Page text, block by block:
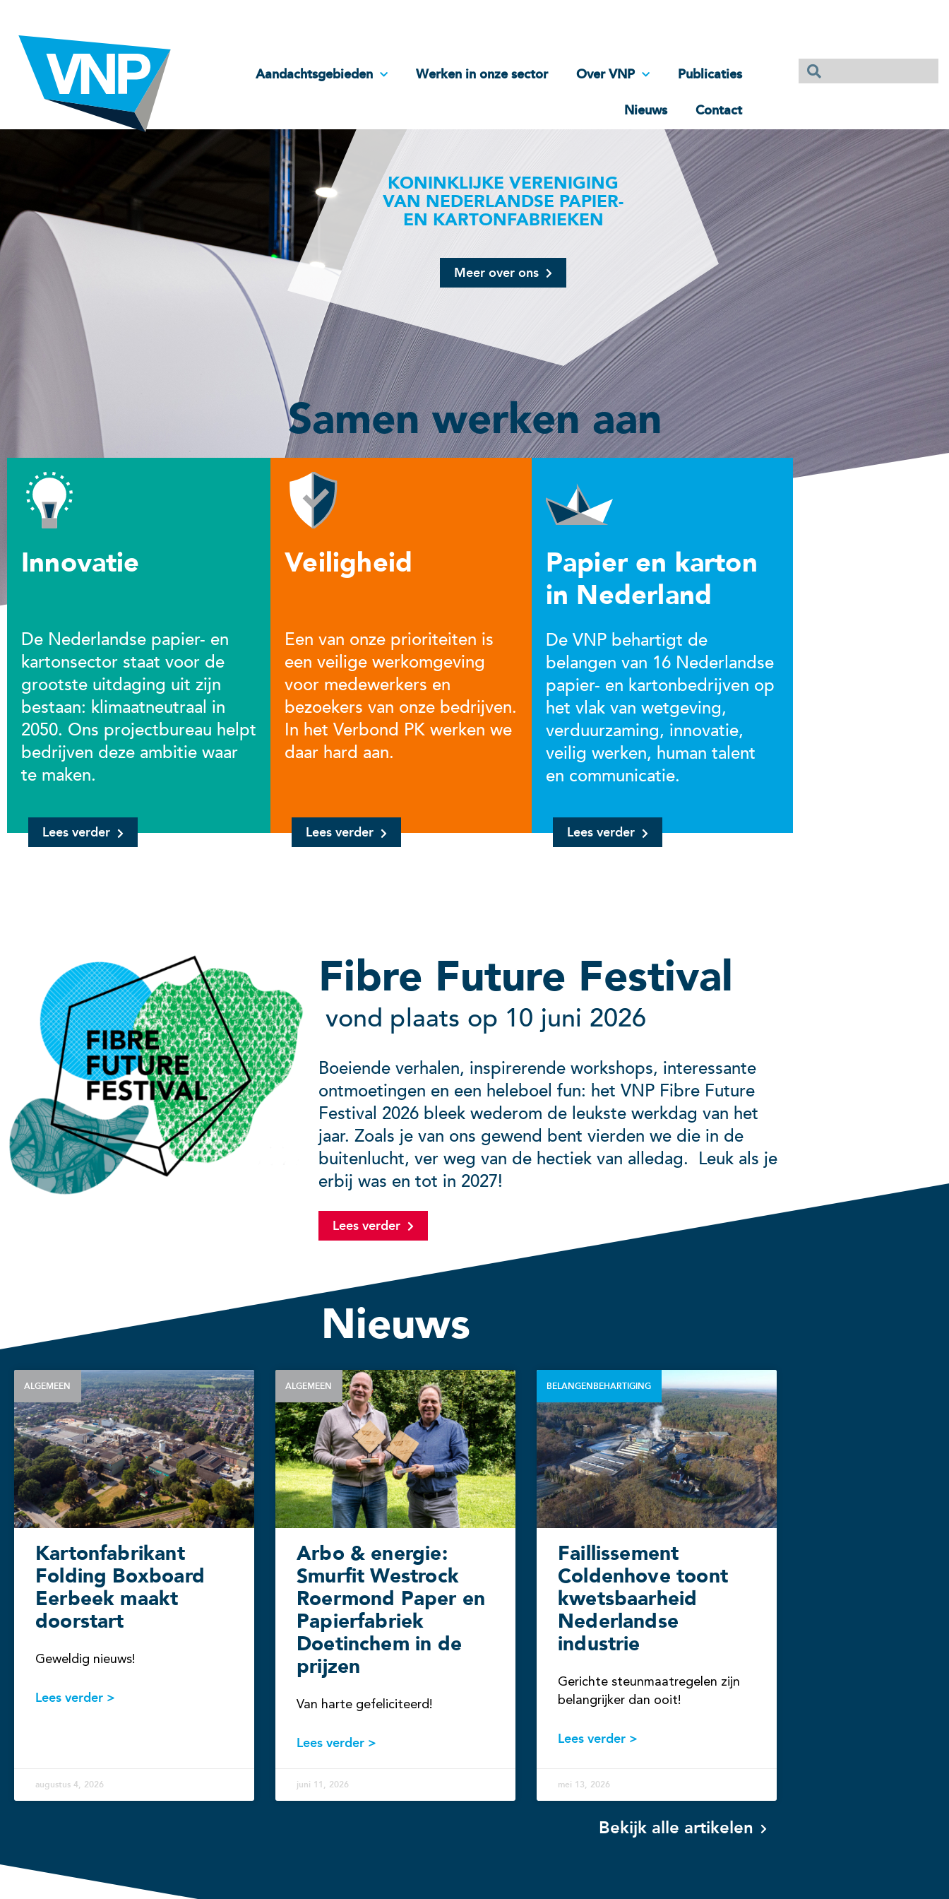
Aandachtsgebieden Werken in onze sector Over VNP Publicaties
Nieuws Contact
KONINKLIJKE VERENIGING
VAN NEDERLANDSE PAPIER-
EN KARTONFABRIEKEN
Meer over ons
Samen werken aan
Innovatie
De Nederlandse papier- en
kartonsector staat voor de
grootste uitdaging uit zijn
bestaan: klimaatneutraal in
2050. Ons projectbureau helpt
bedrijven deze ambitie waar
te maken.
Veiligheid
Een van onze prioriteiten is
een veilige werkomgeving
voor medewerkers en
bezoekers van onze bedrijven.
In het Verbond PK werken we
daar hard aan.
Papier en karton
in Nederland
De VNP behartigt de
belangen van 16 Nederlandse
papier- en kartonbedrijven op
het vlak van wetgeving,
verduurzaming, innovatie,
veilig werken, human talent
en communicatie.
Lees verder Lees verder Lees verder
Fibre Future Festival
vond plaats op 10 juni 2026
Boeiende verhalen, inspirerende workshops, interessante
ontmoetingen en een heleboel fun: het VNP Fibre Future
Festival 2026 bleek wederom de leukste werkdag van het
jaar. Zoals je van ons gewend bent vierden we die in de
buitenlucht, ver weg van de hectiek van alledag. Leuk als je
erbij was en tot in 2027!
Lees verder
Nieuws
ALGEMEEN
Kartonfabrikant
Folding Boxboard
Eerbeek maakt
doorstart
Geweldig nieuws!
Lees verder >
augustus 4, 2026
ALGEMEEN
Arbo & energie:
Smurfit Westrock
Roermond Paper en
Papierfabriek
Doetinchem in de
prijzen
Van harte gefeliciteerd!
Lees verder >
juni 11, 2026
BELANGENBEHARTIGING
Faillissement
Coldenhove toont
kwetsbaarheid
Nederlandse
industrie
Gerichte steunmaatregelen zijn
belangrijker dan ooit!
Lees verder >
mei 13, 2026
Bekijk alle artikelen